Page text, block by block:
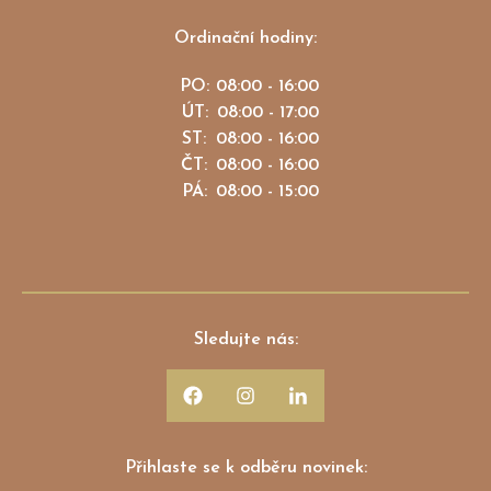
Ordinační hodiny:
PO: 08:00 - 16:00
ÚT: 08:00 - 17:00
ST:
08:00 - 16:00
ČT: 08:00 - 16:00
PÁ: 08:00 - 15:00
Sledujte nás:
Přihlaste se k odběru novinek: